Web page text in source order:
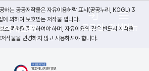
로그인 전체메뉴
하는 공공저작물은 자유이용허락 표시(공공누리, KOGL) 3
에 의하여 보호받는 저작물 입니다.
호정책을 준수하여야 하며, 자유이용의 경우 반드시 저작물
작물을 변경하지 않고 사용하셔야 합니다.